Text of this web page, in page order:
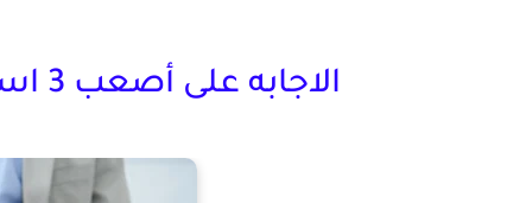
الاجابه على أصعب 3 اسئلة فى المقابلات الشخصية !